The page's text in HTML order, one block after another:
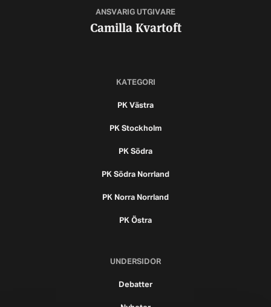
ANSVARIG UTGIVARE
Camilla Kvartoft
KATEGORI
PK Västra
PK Stockholm
PK Södra
PK Södra Norrland
PK Norra Norrland
PK Östra
UNDERSIDOR
Debatter